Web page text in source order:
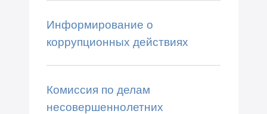
Информирование о
коррупционных действиях
Комиссия по делам
несовершеннолетних